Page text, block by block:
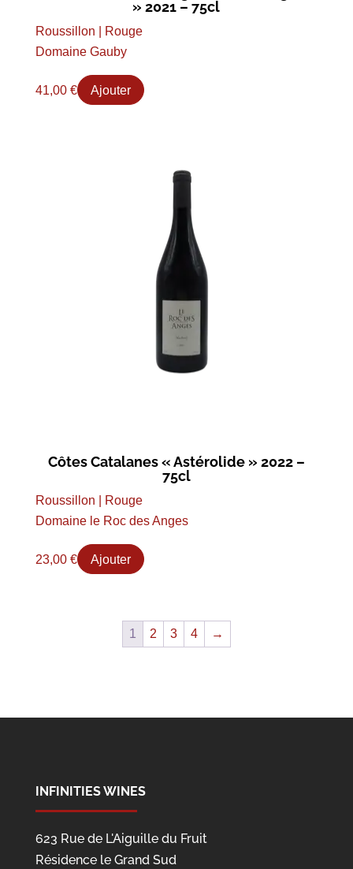
» 2021 – 75cl
Roussillon | Rouge
Domaine Gauby
41,00 € Ajouter
Côtes Catalanes « Astérolide » 2022 –
75cl
Roussillon | Rouge
Domaine le Roc des Anges
23,00 € Ajouter
1 2 3 4 →
INFINITIES WINES
623 Rue de L'Aiguille du Fruit
Résidence le Grand Sud